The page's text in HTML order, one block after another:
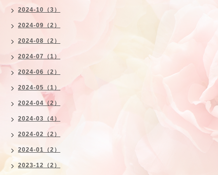
2024-10（3）
2024-09（2）
2024-08（2）
2024-07（1）
2024-06（2）
2024-05（1）
2024-04（2）
2024-03（4）
2024-02（2）
2024-01（2）
2023-12（2）